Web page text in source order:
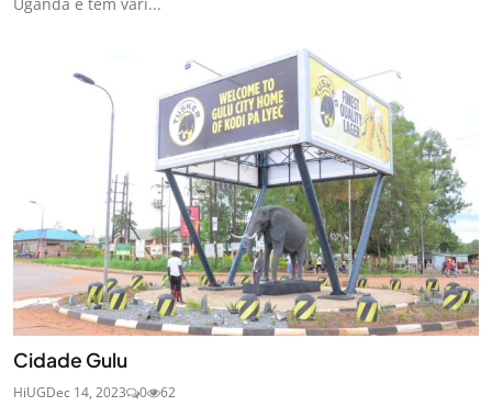
Cidade Gulu
HiUGDec 14, 2023 0 62